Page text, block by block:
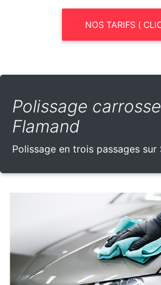
NOS TARIFS (
Polissage
Flamand
Polissage en trois passages sur